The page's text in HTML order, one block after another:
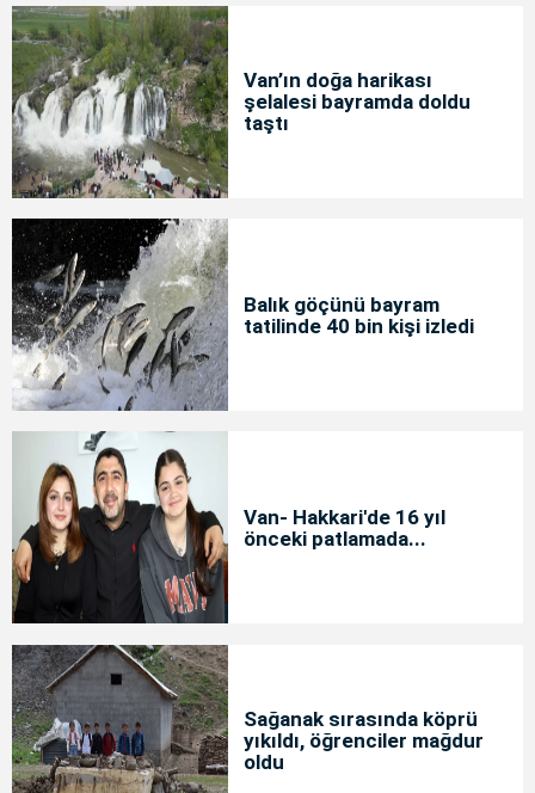
Van’ın doğa harikası
şelalesi bayramda doldu
taştı
Balık göçünü bayram
tatilinde 40 bin kişi izledi
Van- Hakkari'de 16 yıl
önceki patlamada...
Sağanak sırasında köprü
yıkıldı, öğrenciler mağdur
oldu